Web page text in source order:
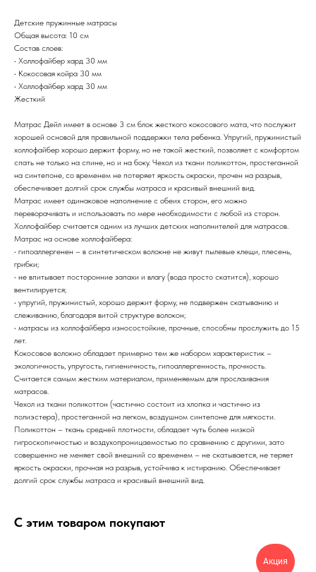
Детские пружинные матрасы
Общая высота: 10 см
Состав слоев:
• Холлофайбер хард 30 мм
• Кокосовая койра 30 мм
• Холлофайбер хард 30 мм
Жесткий
Матрас Дейл имеет в основе 3 см блок жесткого кокосового мата, что послужит
хорошей основой для правильной поддержки тела ребенка. Упругий, пружинистый
холлофайбер хорошо держит форму, но не такой жесткий, позволяет с комфортом
спать не только на спине, но и на боку. Чехол из ткани поликоттон, простеганной
на синтепоне, со временем не потеряет яркость окраски, прочен на разрыв,
обеспечивает долгий срок службы матраса и красивый внешний вид.
Матрас имеет одинаковое наполнение с обеих сторон, его можно
переворачивать и использовать по мере необходимости с любой из сторон.
Холлофайбер считается одним из лучших детских наполнителей для матрасов.
Матрас на основе холлофайбера:
• гипоаллергенен – в синтетическом волокне не живут пылевые клещи, плесень,
грибки;
• не впитывает посторонние запахи и влагу (вода просто скатится), хорошо
вентилируется;
• упругий, пружинистый, хорошо держит форму, не подвержен скатыванию и
слеживанию, благодаря витой структуре волокон;
• матрасы из холлофайбера износостойкие, прочные, способны прослужить до 15
лет.
Кокосовое волокно обладает примерно тем же набором характеристик –
экологичность, упругость, гигиеничность, гипоаллергенность, прочность.
Считается самым жестким материалом, применяемым для прослаивания
матрасов.
Чехол из ткани поликоттон (частично состоит из хлопка и частично из
полиэстера), простеганной на легком, воздушном синтепоне для мягкости.
Поликоттон – ткань средней плотности, обладает чуть более низкой
гигроскопичностью и воздухопроницаемостью по сравнению с другими, зато
совершенно не меняет свой внешний со временем – не скатывается, не теряет
яркость окраски, прочная на разрыв, устойчива к истиранию. Обеспечивает
долгий срок службы матраса и красивый внешний вид.
С этим товаром покупают
Акция